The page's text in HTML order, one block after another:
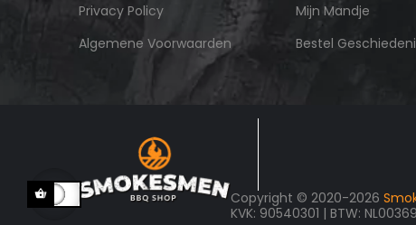
Privacy Policy
Algemene Voorwaarden
Mijn Mandje
Bestel
Copyright © 2020-2026
KVK: 90540301 | BTW: